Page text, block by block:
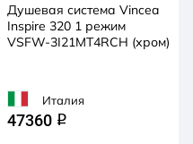
Душевая система Vincea
Inspire 320 1 режим
VSFW-3I21MT4RCH (хром)
Италия
47360 q